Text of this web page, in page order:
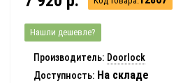
Нашли дешевле?
Производитель: Doorlock
Доступность: На складе